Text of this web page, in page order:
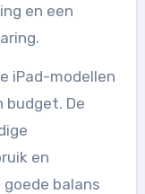
en een
iPad-modellen
De
en
balans